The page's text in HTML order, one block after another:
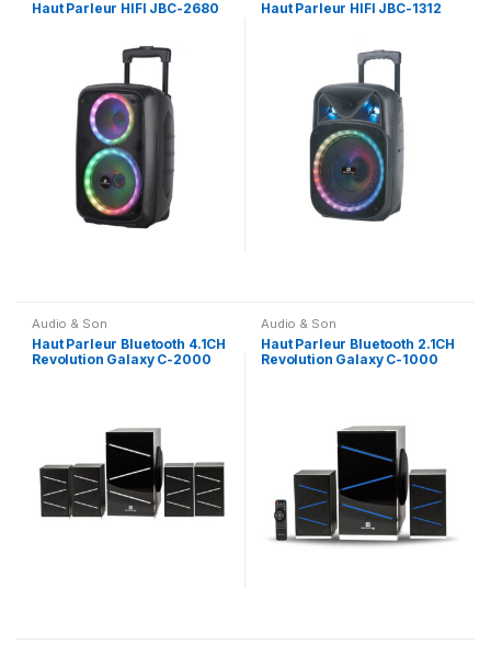
Haut Parleur HIFI JBC-2680 Haut Parleur HIFI JBC-1312
Audio & Son
Haut Parleur Bluetooth 4.1CH
Revolution Galaxy C-2000
Audio & Son
Haut Parleur Bluetooth 2.1CH
Revolution Galaxy C-1000